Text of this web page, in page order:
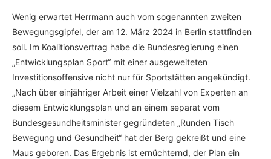
Wenig erwartet Herrmann auch vom sogenannten zweiten
Bewegungsgipfel, der am 12. März 2024 in Berlin stattfinden
soll. Im Koalitionsvertrag habe die Bundesregierung einen
„Entwicklungsplan Sport“ mit einer ausgeweiteten
Investitionsoffensive nicht nur für Sportstätten angekündigt.
„Nach über einjähriger Arbeit einer Vielzahl von Experten an
diesem Entwicklungsplan und an einem separat vom
Bundesgesundheitsminister gegründeten „Runden Tisch
Bewegung und Gesundheit“ hat der Berg gekreißt und eine
Maus geboren. Das Ergebnis ist ernüchternd, der Plan ein